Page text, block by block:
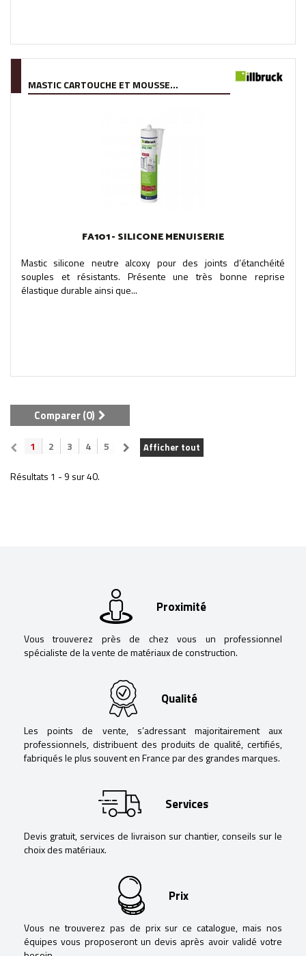
MASTIC CARTOUCHE ET MOUSSE...
FA101 - SILICONE MENUISERIE
Mastic silicone neutre alcoxy pour des joints d’étanchéité
souples et résistants. Présente une très bonne reprise
élastique durable ainsi que...
Comparer (0)
Afficher tout
1 2 3 4 5
Résultats 1 - 9 sur 40.
Proximité
Vous trouverez près de chez vous un professionnel
spécialiste de la vente de matériaux de construction.
Qualité
Les points de vente, s’adressant majoritairement aux
professionnels, distribuent des produits de qualité, certifiés,
fabriqués le plus souvent en France par des grandes marques.
Services
Devis gratuit, services de livraison sur chantier, conseils sur le
choix des matériaux.
Prix
Vous ne trouverez pas de prix sur ce catalogue, mais nos
équipes vous proposeront un devis après avoir validé votre